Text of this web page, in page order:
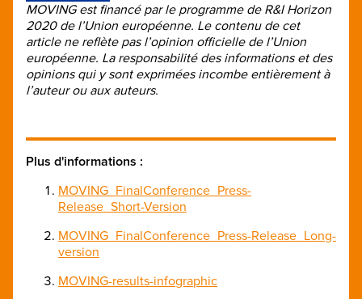
MOVING est financé par le programme de R&I Horizon
2020 de l’Union européenne. Le contenu de cet
article ne reflète pas l’opinion officielle de l’Union
européenne. La responsabilité des informations et des
opinions qui y sont exprimées incombe entièrement à
l’auteur ou aux auteurs.
Plus d'informations :
MOVING_FinalConference_Press-
Release_Short-Version
MOVING_FinalConference_Press-Release_Long-
version
MOVING-results-infographic